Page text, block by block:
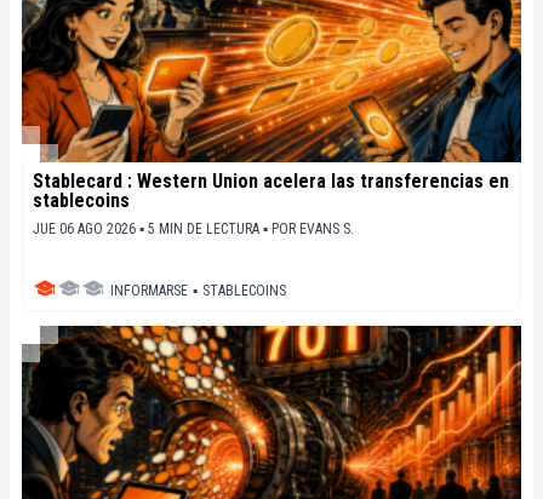
Stablecard : Western Union acelera las transferencias en
stablecoins
JUE 06 AGO 2026 ▪ 5 MIN DE LECTURA ▪ POR EVANS S.
INFORMARSE ▪ STABLECOINS